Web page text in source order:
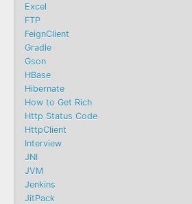
Excel
FTP
FeignClient
Gradle
Gson
HBase
Hibernate
How to Get Rich
Http Status Code
HttpClient
Interview
JNI
JVM
Jenkins
JitPack